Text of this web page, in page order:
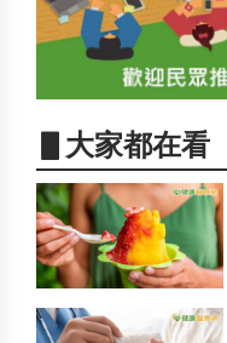
▋大家都在看